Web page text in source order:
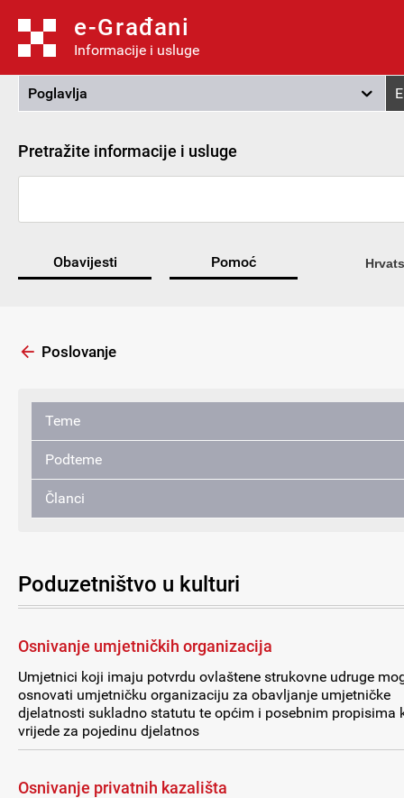
e-Građani
Informacije i usluge
Poglavlja
Pretražite informacije i usluge
Obavijesti Pomoć
Poslovanje
Teme
Podteme
Članci
Poduzetništvo u kulturi
Osnivanje umjetničkih organizacija
Umjetnici koji imaju potvrdu ovlaštene strukovne udruge
osnovati umjetničku organizaciju za obavljanje umjetničke
djelatnosti sukladno statutu te općim i posebnim propisima
vrijede za pojedinu djelatnos
Osnivanje privatnih kazališta